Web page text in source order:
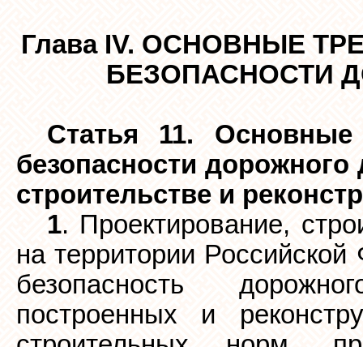
Глава IV. ОСНОВНЫЕ
БЕЗОПАСНОСТИ
Статья 11.
безопасности
строительстве и
1. Проектирование,
на территории
безопасность
построенных и